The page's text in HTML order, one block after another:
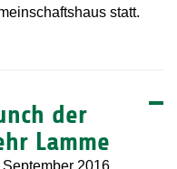
statt.
der
Lamme